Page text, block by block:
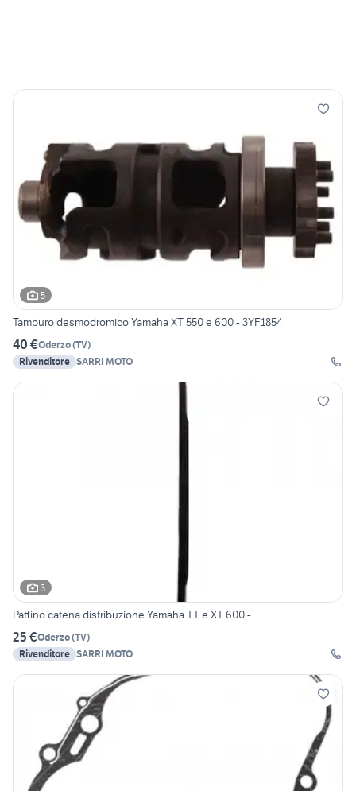
5
Tamburo desmodromico Yamaha XT 550 e 600 - 3YF1854
40 €Oderzo(TV)
Rivenditore SARRI MOTO
3
Pattino catena distribuzione Yamaha TT e XT 600 -
25 €Oderzo(TV)
Rivenditore SARRI MOTO